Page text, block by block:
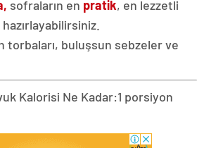
sofraların en pratik, en lezzetli
torbaları, buluşsun sebzeler ve
Kalorisi Ne Kadar:1 porsiyon